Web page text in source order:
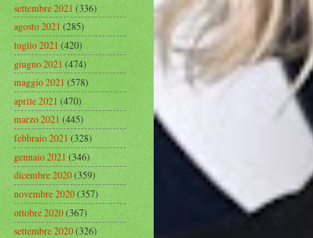
settembre 2021(336)
agosto 2021(285)
luglio 2021(420)
giugno 2021(474)
maggio 2021(578)
aprile 2021(470)
marzo 2021(445)
febbraio 2021(328)
gennaio 2021(346)
dicembre 2020(359)
novembre 2020(357)
ottobre 2020(367)
settembre 2020(326)